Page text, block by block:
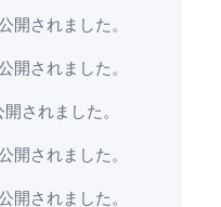
開されました。
開されました。
されました。
開されました。
開されました。